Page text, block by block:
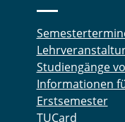
Studiengänge
Informationen
Erstsemester
TUCard